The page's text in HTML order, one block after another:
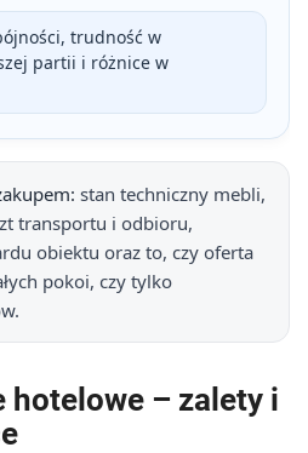
trudność w
partii i różnice w
stan techniczny mebli,
transportu i odbioru,
obiektu oraz to, czy oferta
pokoi, czy tylko
hotelowe – zalety i